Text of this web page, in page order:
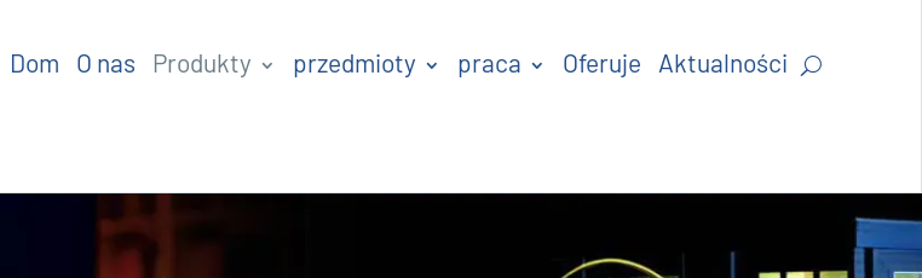
Dom O nas Produkty przedmioty praca Oferuje Aktualności